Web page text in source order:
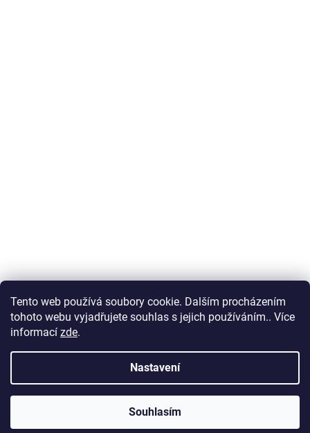
Tento web používá soubory cookie. Dalším procházením
tohoto webu vyjadřujete souhlas s jejich používáním.. Více
informací zde.
Nastavení
Souhlasím